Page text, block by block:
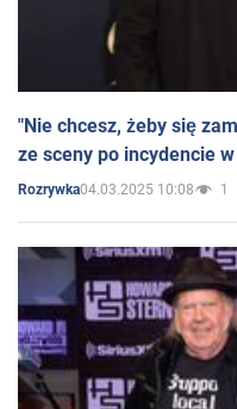
"Nie chcesz, żeby się
ze sceny po incydencie
Rozrywka04.03.2025 10:08 1